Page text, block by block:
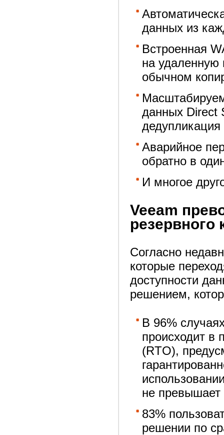
данных из
Встроенная
на удаленную
обычном
данных
Аварийное
обратно в
И многое
Veeam
резервного
Согласно
которые
доступности
решением,
В 96%
происходит в
(RTO),
не превышает
83%
решении по